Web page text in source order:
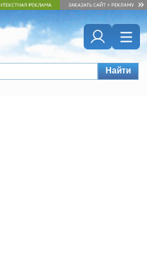
Найти